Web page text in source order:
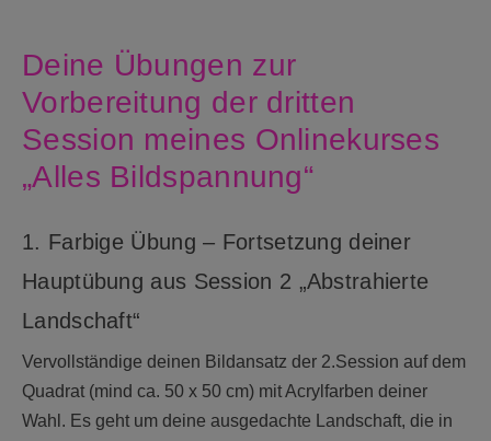
Deine Übungen zur
Vorbereitung der dritten
Session meines Onlinekurses
„Alles Bildspannung“
1. Farbige Übung – Fortsetzung deiner
Hauptübung aus Session 2 „Abstrahierte
Landschaft“
Vervollständige deinen Bildansatz der 2.Session auf dem
Quadrat (mind ca. 50 x 50 cm) mit Acrylfarben deiner
Wahl. Es geht um deine ausgedachte Landschaft, die in